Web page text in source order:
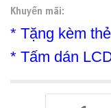
Khuyến mãi:
* Tặng kèm
* Tấm dán